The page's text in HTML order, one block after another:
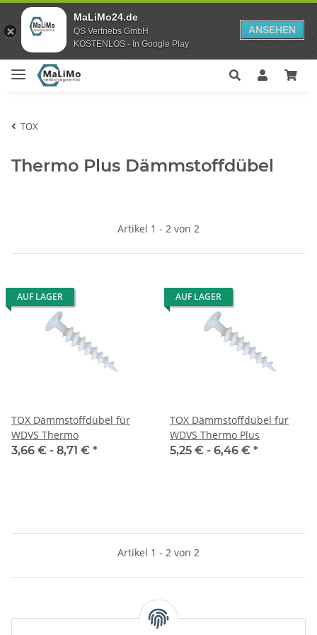
MaLiMo24.de
QS Vertriebs GmbH
KOSTENLOS - In Google Play
ANSEHEN
TOX
Thermo Plus Dämmstoffdübel
Artikel 1 - 2 von 2
AUF LAGER
TOX Dämmstoffdübel für
WDVS Thermo
3,66 € - 8,71 € *
AUF LAGER
TOX Dämmstoffdübel für
WDVS Thermo Plus
5,25 € - 6,46 € *
Artikel 1 - 2 von 2